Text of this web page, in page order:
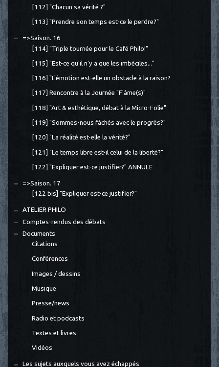
[112] "Chacun sa vérité ?"
[113] "Prendre son temps est-ce le perdre?"
=>Saison. 16
[114] "Triple tournée pour le Café Philo!"
[115] "Est-ce qu'il n'y a que les imbéciles..."
[116] "L'émotion est-elle un obstacle à la raison?
[117] Rencontre à la Journée "F'âme(s)"
[118] "Art & esthétique, débat à la Micro-Folie"
[119] "Sommes-nous fâchés avec le progrès?"
[120] "La réalité est-elle la vérité?"
[121] "Le temps libre est-il celui de la liberté?"
[122] "Expliquer est-ce justifier?" ANNULE
=>Saison. 17
[122 bis] "Expliquer est-ce justifier?"
ATELIER PHILO
Comptes-rendus des débats
Documents
Citations
Conférences
Images / dessins
Musique
Presse/news
Radio et podcasts
Textes et livres
Vidéos
Les sujets auxquels vous avez échappés